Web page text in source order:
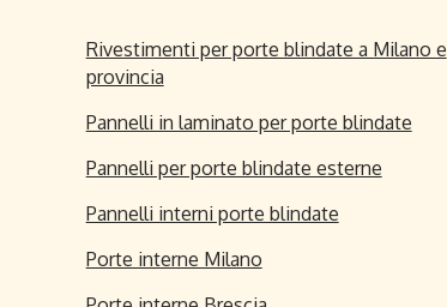
Rivestimenti per porte blindate a Milano e
provincia
Pannelli in laminato per porte blindate
Pannelli per porte blindate esterne
Pannelli interni porte blindate
Porte interne Milano